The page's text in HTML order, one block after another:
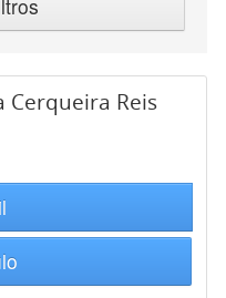
Cerqueira Reis